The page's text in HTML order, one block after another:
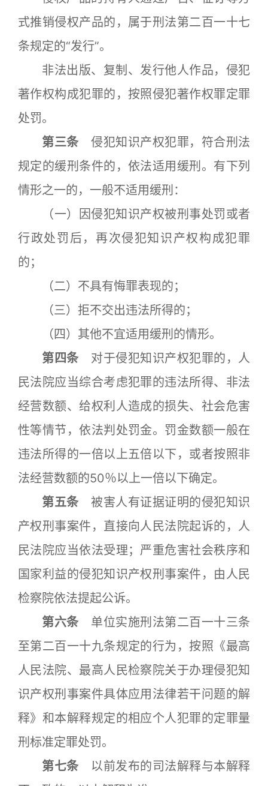
式推销侵权产品的，属于刑法第二百一十七
条规定的“发行”。
非法出版、复制、发行他人作品，侵犯
著作权构成犯罪的，按照侵犯著作权罪定罪
处罚。
第三条 侵犯知识产权犯罪，符合刑法
规定的缓刑条件的，依法适用缓刑。有下列
情形之一的，一般不适用缓刑：
（一）因侵犯知识产权被刑事处罚或者
行政处罚后，再次侵犯知识产权构成犯罪
的；
（二）不具有悔罪表现的；
（三）拒不交出违法所得的；
（四）其他不宜适用缓刑的情形。
第四条 对于侵犯知识产权犯罪的，人
民法院应当综合考虑犯罪的违法所得、非法
经营数额、给权利人造成的损失、社会危害
性等情节，依法判处罚金。罚金数额一般在
违法所得的一倍以上五倍以下，或者按照非
法经营数额的50％以上一倍以下确定。
第五条 被害人有证据证明的侵犯知识
产权刑事案件，直接向人民法院起诉的，人
民法院应当依法受理；严重危害社会秩序和
国家利益的侵犯知识产权刑事案件，由人民
检察院依法提起公诉。
第六条 单位实施刑法第二百一十三条
至第二百一十九条规定的行为，按照《最高
人民法院、最高人民检察院关于办理侵犯知
识产权刑事案件具体应用法律若干问题的解
释》和本解释规定的相应个人犯罪的定罪量
刑标准定罪处罚。
第七条 以前发布的司法解释与本解释